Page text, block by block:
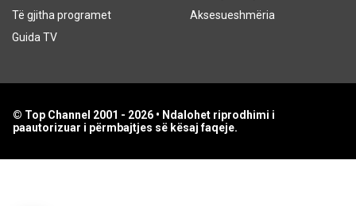
Të gjitha programet
Guida TV
Aksesueshmëria
© Top Channel 2001 - 2026 • Ndalohet riprodhimi i
paautorizuar i përmbajtjes së kësaj faqeje.